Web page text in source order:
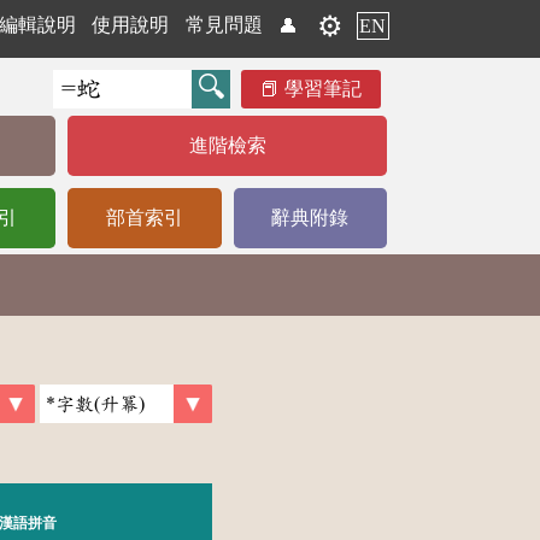
編輯說明 使用說明 常見問題 👤 ⚙️ EN
學習筆記
進階檢索
部首索引 辭典附錄
漢語拼音